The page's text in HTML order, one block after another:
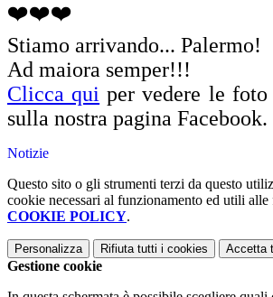
❤️❤️❤️
Stiamo arrivando... Palermo!
Ad maiora semper!!!
Clicca qui per vedere le
sulla nostra pagina Facebook.
Notizie
Questo sito o gli strumenti terzi da questo
cookie necessari al funzionamento ed utili
COOKIE POLICY.
Personalizza Rifiuta tutti i cookies Accetta
Gestione cookie